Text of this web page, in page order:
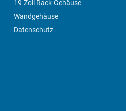
19-Zoll Rack-Gehäuse
Wandgehäuse
Datenschutz